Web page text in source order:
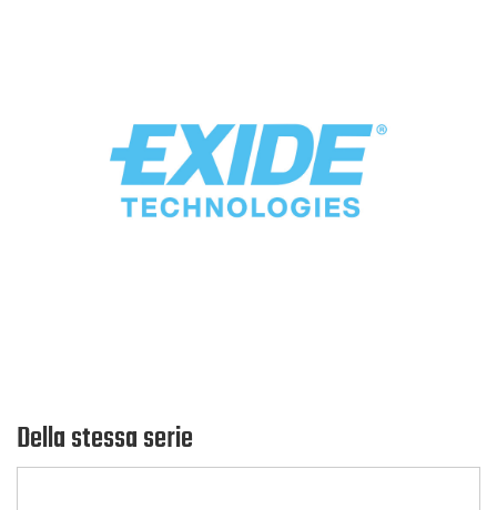
Della stessa serie